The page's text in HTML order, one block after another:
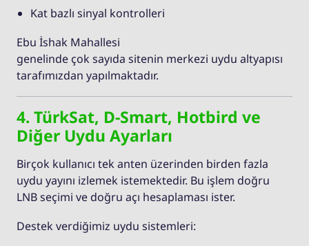
Kat bazlı sinyal kontrolleri
Ebu İshak Mahallesi
genelinde çok sayıda sitenin merkezi uydu altyapısı
tarafımızdan yapılmaktadır.
4. TürkSat, D-Smart, Hotbird ve
Diğer Uydu Ayarları
Birçok kullanıcı tek anten üzerinden birden fazla
uydu yayını izlemek istemektedir. Bu işlem doğru
LNB seçimi ve doğru açı hesaplaması ister.
Destek verdiğimiz uydu sistemleri: